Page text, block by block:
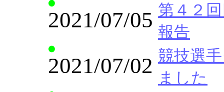
2021/07/05 第４２
報告
2021/07/02 競技選
ました